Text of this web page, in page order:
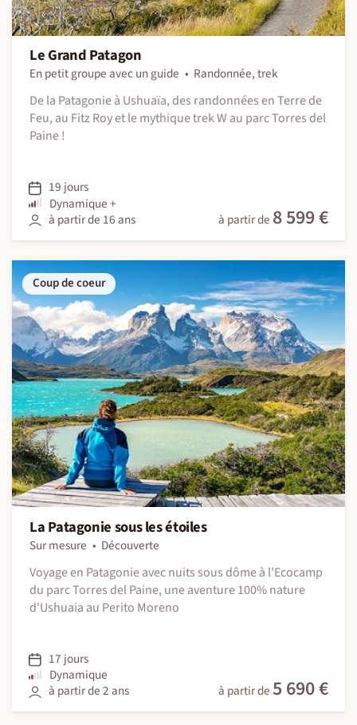
Le Grand Patagon
En petit groupe avec un guide
Randonnée, trek
De la Patagonie à Ushuaïa, des randonnées en Terre de
Feu, au Fitz Roy et le mythique trek W au parc Torres del
Paine !
19 jours
Dynamique +
à partir de 16 ans
à partir de 8 599 €
Coup de coeur
La Patagonie sous les étoiles
Sur mesure
Découverte
Voyage en Patagonie avec nuits sous dôme à l'Ecocamp
du parc Torres del Paine, une aventure 100% nature
d'Ushuaia au Perito Moreno
17 jours
Dynamique
à partir de 2 ans
à partir de 5 690 €